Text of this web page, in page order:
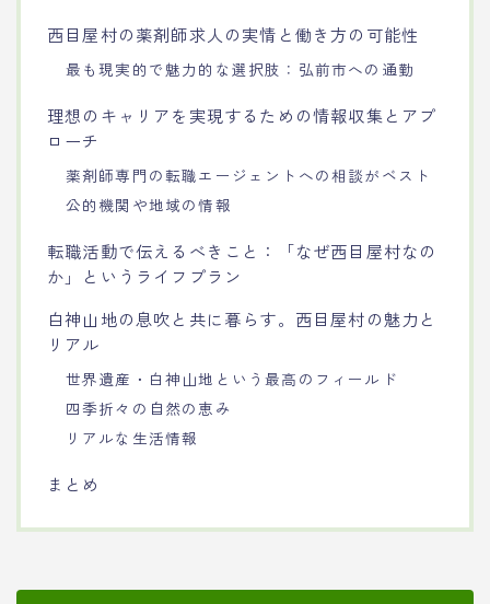
西目屋村の薬剤師求人の実情と働き方の可能性
最も現実的で魅力的な選択肢：弘前市への通勤
理想のキャリアを実現するための情報収集とアプ
ローチ
薬剤師専門の転職エージェントへの相談がベスト
公的機関や地域の情報
転職活動で伝えるべきこと：「なぜ西目屋村なの
か」というライフプラン
白神山地の息吹と共に暮らす。西目屋村の魅力と
リアル
世界遺産・白神山地という最高のフィールド
四季折々の自然の恵み
リアルな生活情報
まとめ